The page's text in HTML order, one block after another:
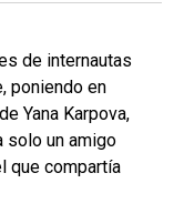
de internautas
poniendo en
Yana Karpova,
solo un amigo
que compartía